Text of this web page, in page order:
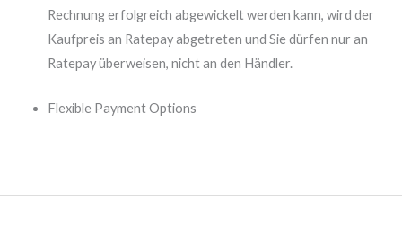
Rechnung erfolgreich abgewickelt werden kann, wird der
Kaufpreis an Ratepay abgetreten und Sie dürfen nur an
Ratepay überweisen, nicht an den Händler.
Flexible Payment Options